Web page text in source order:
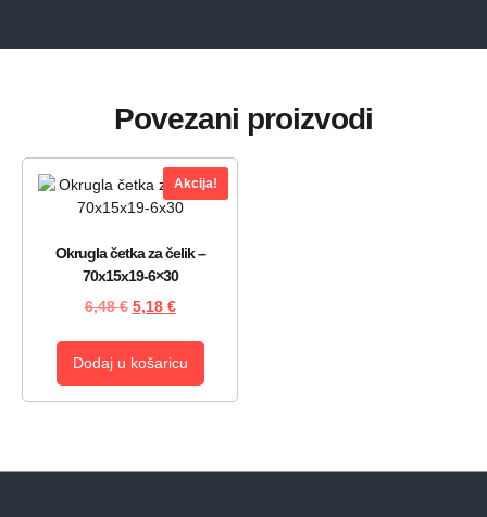
Povezani proizvodi
Akcija!
Okrugla četka za čelik –
70x15x19-6×30
6,48€ 5,18 €
Dodaj u košaricu